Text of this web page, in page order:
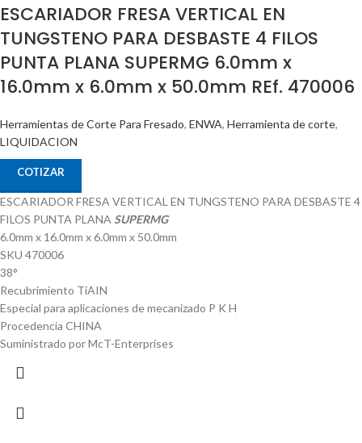
ESCARIADOR FRESA VERTICAL EN
TUNGSTENO PARA DESBASTE 4 FILOS
PUNTA PLANA SUPERMG 6.0mm x
16.0mm x 6.0mm x 50.0mm REf. 470006
Herramientas de Corte Para Fresado, ENWA, Herramienta de corte,
LIQUIDACION
COTIZAR
ESCARIADOR FRESA VERTICAL EN TUNGSTENO PARA DESBASTE 4
FILOS PUNTA PLANA SUPERMG
6.0mm x 16.0mm x 6.0mm x 50.0mm
SKU 470006
38°
Recubrimiento TiAIN
Especial para aplicaciones de mecanizado P K H
Procedencia CHINA
Suministrado por McT-Enterprises